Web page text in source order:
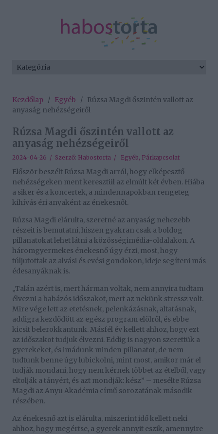
Kezdőlap / Egyéb / Rúzsa Magdi őszintén vallott az
anyaság nehézségeiről
Rúzsa Magdi őszintén vallott az
anyaság nehézségeiről
2024-04-26 / Szerző: Habostorta / Egyéb, Párkapcsolat
Először beszélt Rúzsa Magdi arról, hogy elképesztő
nehézségeken ment keresztül az elmúlt két évben. Hiába
a siker és a koncertek, a mindennapokban rengeteg
kihívás éri anyaként az énekesnőt.
Rúzsa Magdi elárulta, szeretné az anyaság nehezebb
részeit is bemutatni, hiszen gyakran csak a boldog
pillanatokat lehet látni a közösségimédia-oldalakon. A
háromgyermekes énekesnő úgy érzi, most, hogy
túljutottak az alvási és evési gondokon, ideje segíteni más
édesanyáknak is.
„Talán azért is, mert hárman voltak, nem annyira tudtam
élvezni a babázós időszakot, mert az nekünk stressz volt.
Mire vége lett az etetésnek, pelenkázásnak, altatásnak,
addigra kezdődött az egész program elölről, és ebbe
kicsit belerokkantunk. Másfél év kellett ahhoz, hogy ezt
az időszakot tudjuk élvezni. Eddig is nagyon szerettük a
gyerekeket, és imádunk minden pillanatot, de nem
tudtunk benne úgy lubickolni, mint most, amikor már el
tudják mondani, hogy nem kérnek többet az ételből, vagy
eltolják a tányért, és azt mondják: kész” – mesélte Rúzsa
Magdi az Anyu Akadémia című sorozatának második
részében.
Az énekesnő azt is elárulta, miszerint idő kellett neki
ahhoz, hogy megértse, a gyerek annyit eszik, amennyire